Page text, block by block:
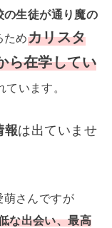
の生徒が通り魔の
ためカリスタ
ら在学してい
います。
報は出ていませ
萌さんですが
な出会い、最高